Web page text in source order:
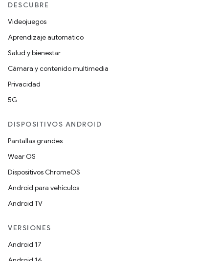
DESCUBRE
Videojuegos
Aprendizaje automático
Salud y bienestar
Cámara y contenido multimedia
Privacidad
5G
DISPOSITIVOS ANDROID
Pantallas grandes
Wear OS
Dispositivos ChromeOS
Android para vehículos
Android TV
VERSIONES
Android 17